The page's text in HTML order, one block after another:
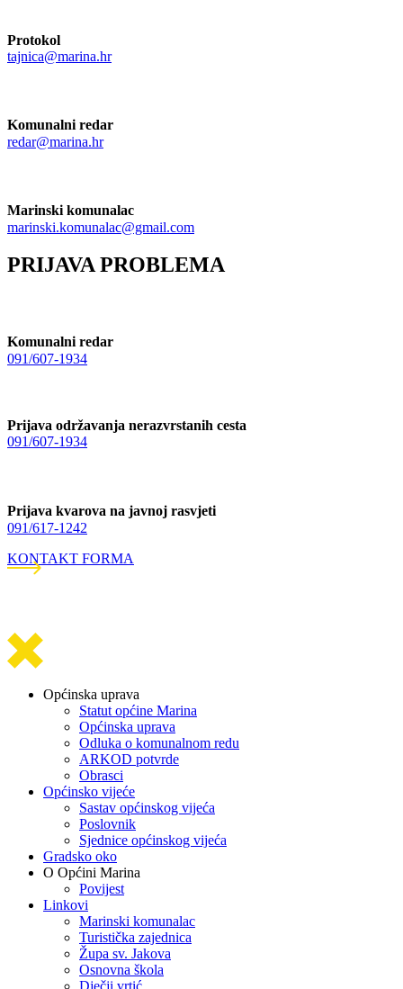
Protokol
tajnica@marina.hr
Komunalni redar
redar@marina.hr
Marinski komunalac
marinski.komunalac@gmail.com
PRIJAVA PROBLEMA
Komunalni redar
091/607-1934
Prijava održavanja nerazvrstanih cesta
091/607-1934
Prijava kvarova na javnoj rasvjeti
091/617-1242
KONTAKT FORMA
Općinska uprava
Statut općine Marina
Općinska uprava
Odluka o komunalnom redu
ARKOD potvrde
Obrasci
Općinsko vijeće
Sastav općinskog vijeća
Poslovnik
Sjednice općinskog vijeća
Gradsko oko
O Općini Marina
Povijest
Linkovi
Marinski komunalac
Turistička zajednica
Župa sv. Jakova
Osnovna škola